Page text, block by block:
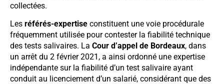
collectées.
Les référés-expertise constituent une voie procédurale
fréquemment utilisée pour contester la fiabilité technique
des tests salivaires. La Cour d’appel de Bordeaux, dans
un arrêt du 2 février 2021, a ainsi ordonné une expertise
indépendante sur la fiabilité d’un test salivaire ayant
conduit au licenciement d’un salarié, considérant que des